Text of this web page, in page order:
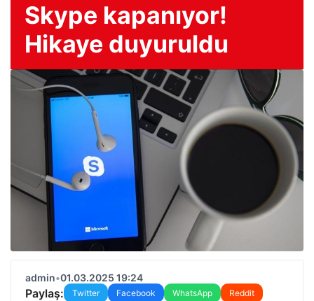
Skype kapanıyor!
Hikaye duyuruldu
admin•01.03.2025 19:24
Paylaş: Twitter Facebook WhatsApp
Reddit